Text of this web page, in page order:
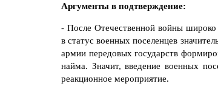
Аргументы в подтверждение:
- После Отечественной войны широко
в статус военных поселенцев
армии передовых государств
найма. Значит, введение военных
реакционное мероприятие.